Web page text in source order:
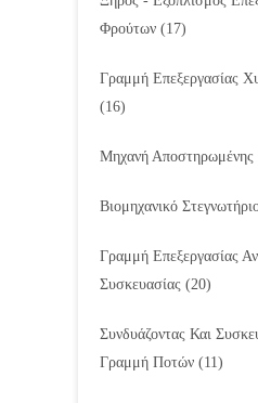
Φρούτων (17)
Γραμμή Επεξεργασίας
(16)
Μηχανή
Βιομηχανικό
Γραμμή Επεξεργασίας
Συσκευασίας (20)
Συνδυάζοντας Και
Γραμμή Ποτών (11)